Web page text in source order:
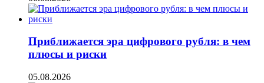
Приближается эра цифрового рубля: в чем
плюсы и риски
05.08.2026